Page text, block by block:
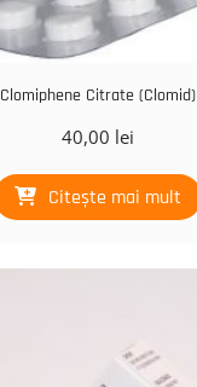
Clomiphene Citrate (Clomid)
40,00 lei
Citește mai mult